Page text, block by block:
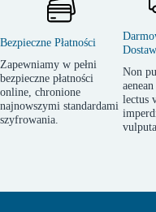
Bezpieczne Płatności
Zapewniamy w pełni
bezpieczne płatności
online, chronione
najnowszymi standardami
szyfrowania.
Non
lectus